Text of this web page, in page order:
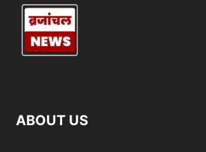
ABOUT US